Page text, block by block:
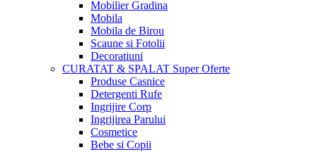
Mobilier Gradina
Mobila
Mobila de Birou
Scaune si Fotolii
Decoratiuni
CURATAT & SPALAT Super Oferte
Produse Casnice
Detergenti Rufe
Ingrijire Corp
Ingrijirea Parului
Cosmetice
Bebe si Copii